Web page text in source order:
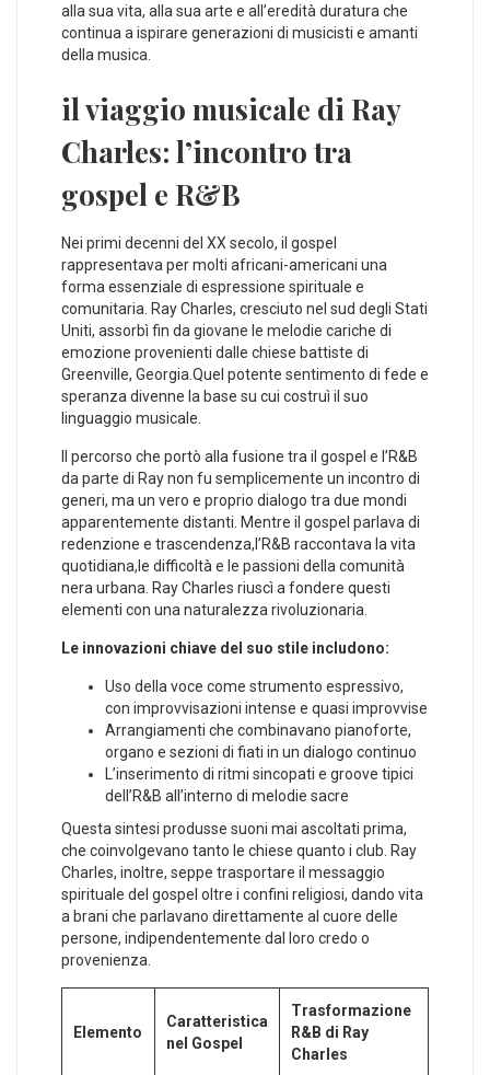
alla sua vita, alla sua⁤ arte e all’eredità duratura che
continua‍ a ispirare generazioni di musicisti e amanti
della musica.
il viaggio musicale di Ray
Charles: l’incontro tra
gospel e R&B
Nei primi decenni del XX secolo, il gospel
rappresentava ⁢per molti africani-americani⁣ una
forma essenziale di espressione‍ spirituale e
comunitaria. Ray Charles, cresciuto nel sud degli Stati
Uniti, assorbì fin da giovane le melodie cariche di
emozione provenienti dalle chiese battiste di
Greenville, Georgia.Quel potente sentimento di fede e
speranza divenne la base su cui costruì il suo
linguaggio musicale.
Il percorso che portò alla ​fusione tra il⁢ gospel e l’R&B
da parte di⁣ Ray non fu semplicemente un incontro di
generi, ⁢ma‌ un vero e proprio dialogo tra due mondi
apparentemente distanti. Mentre il gospel ⁢parlava di
redenzione e trascendenza,l’R&B raccontava la vita
quotidiana,le difficoltà e le passioni‌ della comunità
nera urbana. Ray Charles riuscì a fondere⁢ questi ​
elementi con una naturalezza rivoluzionaria.
Le innovazioni chiave del⁣ suo stile includono:
Uso della voce come strumento espressivo,
con improvvisazioni intense⁢ e quasi improvvise
Arrangiamenti che combinavano pianoforte,
organo e sezioni di fiati in un dialogo continuo
L’inserimento di ritmi sincopati e groove tipici
dell’R&B all’interno di melodie sacre
Questa sintesi produsse suoni mai ascoltati prima,
che coinvolgevano tanto le chiese quanto i club. Ray
Charles, inoltre, seppe trasportare⁣ il messaggio
spirituale del gospel oltre i confini religiosi, dando vita
a brani che parlavano direttamente al‍ cuore delle‍
persone, indipendentemente dal loro⁤ credo o
provenienza.
Elemento
Caratteristica
nel Gospel
Trasformazione
R&B di Ray
⁣Charles